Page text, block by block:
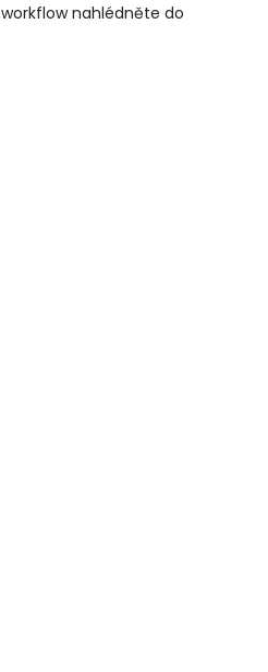
nahlédněte do